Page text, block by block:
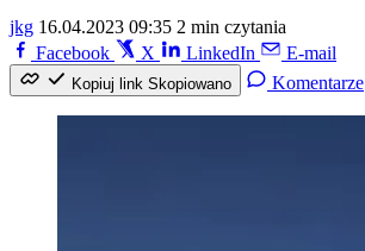
jkg 16.04.2023 09:35 2 min czytania
Facebook
X LinkedIn E-mail
Kopiuj link Skopiowano Komentarze